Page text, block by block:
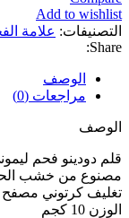
Add to wishlist
التصنيفات: علامة
Share:
الوصف
مراجعات (0)
الوصف
قلم دودينو فحم
مصنوع من خشب
تغليف كرتوني مصفح
الوزن 10 كجم